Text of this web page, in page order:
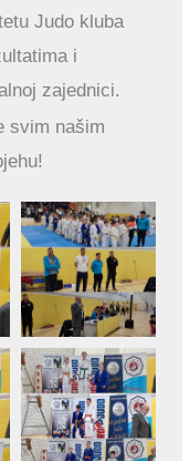
Judo kluba
i
zajednici.
svim našim